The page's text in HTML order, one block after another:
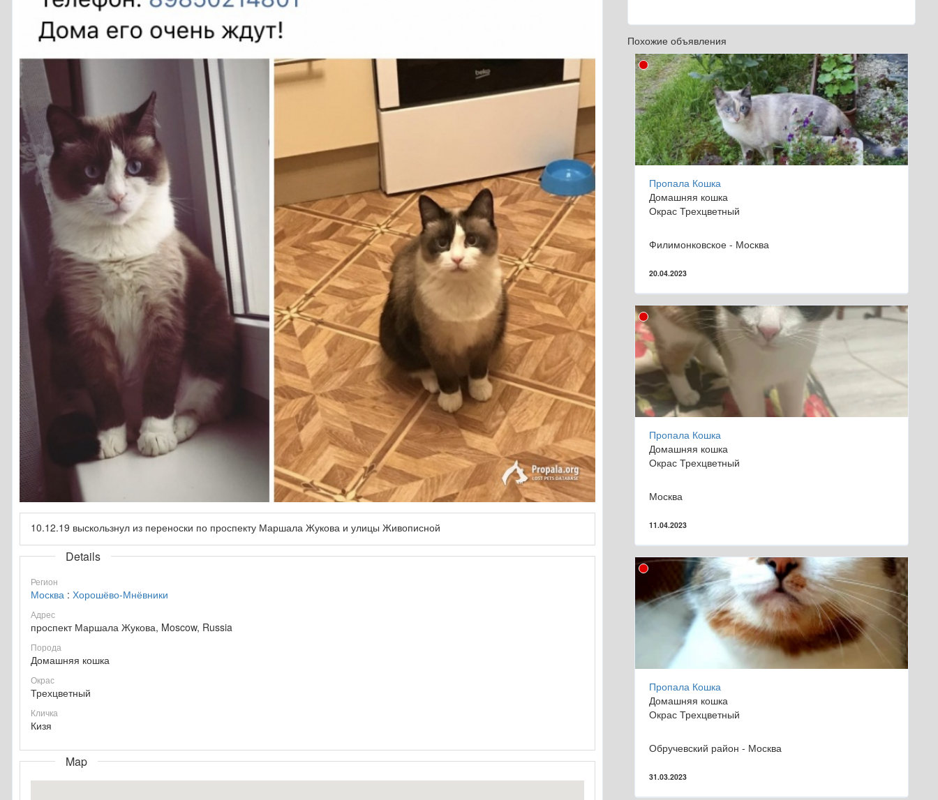
10.12.19 выскользнул из переноски по проспекту Маршала Жукова и улицы Живописной
Details
Регион
Москва : Хорошёво-Мнёвники
Адрес
проспект Маршала Жукова, Moscow, Russia
Порода
Домашняя кошка
Окрас
Трехцветный
Кличка
Кизя
Map
Похожие объявления
Пропала Кошка
Домашняя кошка
Окрас Трехцветный
Филимонковское - Москва
20.04.2023
Пропала Кошка
Домашняя кошка
Окрас Трехцветный
Москва
11.04.2023
Пропала Кошка
Домашняя кошка
Окрас Трехцветный
Обручевский район - Москва
31.03.2023